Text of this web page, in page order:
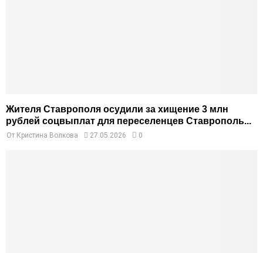
Жителя Ставрополя осудили за хищение 3 млн
рублей соцвыплат для переселенцев Ставрополь...
От Кристина Волкова 27.05.2026 0